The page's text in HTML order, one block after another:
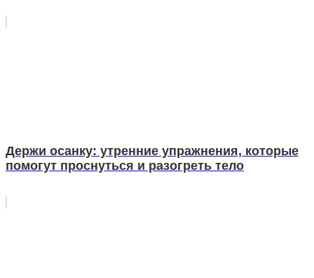
Держи осанку: утренние упражнения, которые
помогут проснуться и разогреть тело